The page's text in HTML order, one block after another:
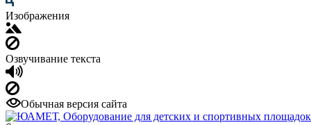
Изображения
Озвучивание текста
Обычная версия сайта